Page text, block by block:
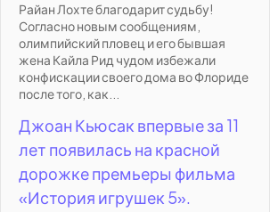
Райан Лохте благодарит судьбу!
Согласно новым сообщениям,
олимпийский пловец и его бывшая
жена Кайла Рид чудом избежали
конфискации своего дома во Флориде
после того, как...
Джоан Кьюсак впервые за 11
лет появилась на красной
дорожке премьеры фильма
«История игрушек 5».